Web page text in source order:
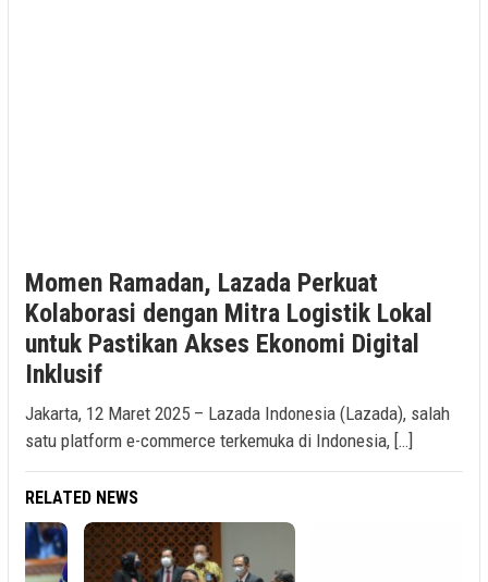
Momen Ramadan, Lazada Perkuat
Kolaborasi dengan Mitra Logistik Lokal
untuk Pastikan Akses Ekonomi Digital
Inklusif
Jakarta, 12 Maret 2025 – Lazada Indonesia (Lazada), salah
satu platform e-commerce terkemuka di Indonesia, […]
RELATED NEWS